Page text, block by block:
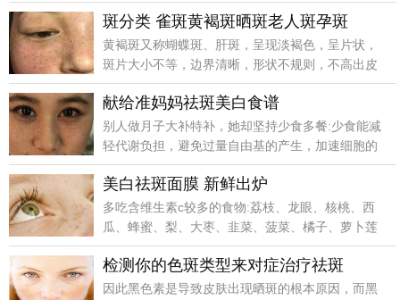
斑分类 雀斑黄褐斑晒斑老人斑孕斑
黄褐斑又称蝴蝶斑、肝斑，呈现淡褐色，呈片状，
斑片大小不等，边界清晰，形状不规则，不高出皮
肤，常见于面
献给准妈妈祛斑美白食谱
别人做月子大补特补，她却坚持少食多餐:少食能减
轻代谢负担，避免过量自由基的产生，加速细胞的
自我调节和
美白祛斑面膜 新鲜出炉
多吃含维生素c较多的食物:荔枝、龙眼、核桃、西
瓜、蜂蜜、梨、大枣、韭菜、菠菜、橘子、萝卜莲
藕、白菜、
检测你的色斑类型来对症治疗祛斑
因此黑色素是导致皮肤出现晒斑的根本原因，而黑